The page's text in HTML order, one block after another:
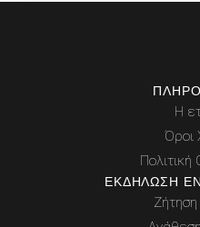
Η
Όροι
Πολιτική
ΕΚΔΉΛΩΣΗ
Ζήτηση